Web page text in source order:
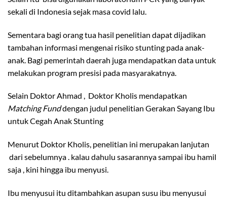
sekali di Indonesia sejak masa covid lalu.
Sementara bagi orang tua hasil penelitian dapat dijadikan
tambahan informasi mengenai risiko stunting pada anak-
anak. Bagi pemerintah daerah juga mendapatkan data untuk
melakukan program presisi pada masyarakatnya.
Selain Doktor Ahmad , Doktor Kholis mendapatkan
Matching Funddengan judul penelitian Gerakan Sayang Ibu
untuk Cegah Anak Stunting
Menurut Doktor Kholis, penelitian ini merupakan lanjutan
dari sebelumnya . kalau dahulu sasarannya sampai ibu hamil
saja , kini hingga ibu menyusi.
Ibu menyusui itu ditambahkan asupan susu ibu menyusui